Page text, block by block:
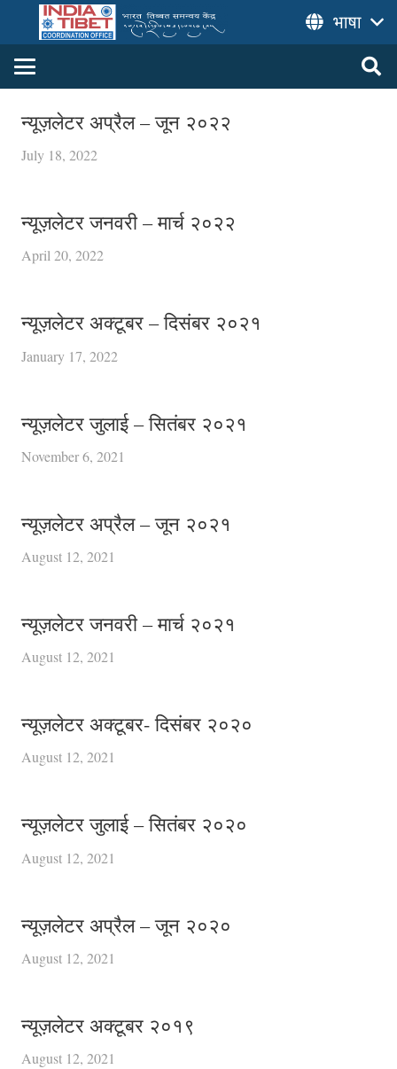
भाषा
न्यूज़लेटर अप्रैल – जून २०२२
July 18, 2022
न्यूज़लेटर जनवरी – मार्च २०२२
April 20, 2022
न्यूज़लेटर अक्टूबर – दिसंबर २०२१
January 17, 2022
न्यूज़लेटर जुलाई – सितंबर २०२१
November 6, 2021
न्यूज़लेटर अप्रैल – जून २०२१
August 12, 2021
न्यूज़लेटर जनवरी – मार्च २०२१
August 12, 2021
न्यूज़लेटर अक्टूबर- दिसंबर २०२०
August 12, 2021
न्यूज़लेटर जुलाई – सितंबर २०२०
August 12, 2021
न्यूज़लेटर अप्रैल – जून २०२०
August 12, 2021
न्यूज़लेटर अक्टूबर २०१९
August 12, 2021